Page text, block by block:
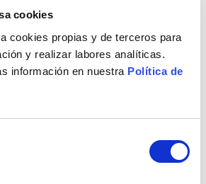
cookies
cookies propias y de terceros para
y realizar labores analíticas.
información en nuestra Política de